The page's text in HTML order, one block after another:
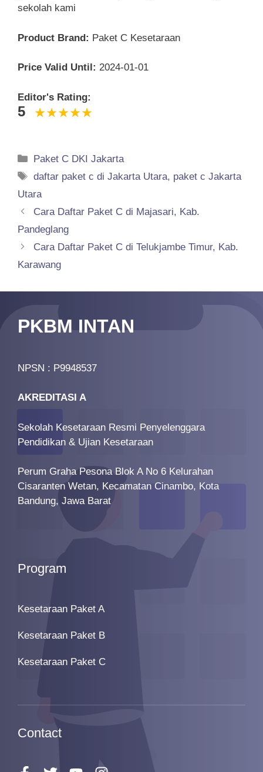
sekolah kami
Product Brand: Paket C Kesetaraan
Price Valid Until: 2024-01-01
Editor's Rating:
5
Categories
Paket C DKI Jakarta
Tags
daftar paket c di Jakarta Utara, paket c Jakarta
Utara
Cara Daftar Paket C di Majasari, Kab.
Pandeglang
Cara Daftar Paket C di Telukjambe Timur, Kab.
Karawang
PKBM INTAN
NPSN : P9948537
AKREDITASI A
Sekolah Kesetaraan Resmi Penyelenggara
Pendidikan & Ujian Kesetaraan
Perum Graha Pesona Blok A No 6 Kelurahan
Cisaranten Wetan, Kecamatan Cinambo, Kota
Bandung, Jawa Barat
Program
Kesetaraan Paket A
Kesetaraan Paket B
Kesetaraan Paket C
Contact